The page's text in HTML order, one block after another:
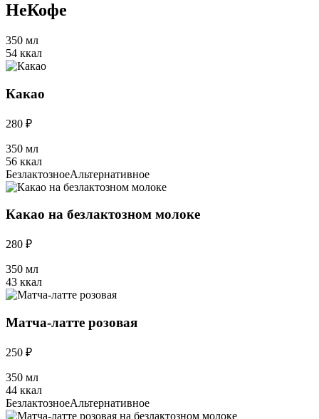
НеКофе
350 мл
54 ккал
Какао
280 ₽
350 мл
56 ккал
БезлактозноеАльтернативное
Какао на безлактозном молоке
280 ₽
350 мл
43 ккал
Матча-латте розовая
250 ₽
350 мл
44 ккал
БезлактозноеАльтернативное